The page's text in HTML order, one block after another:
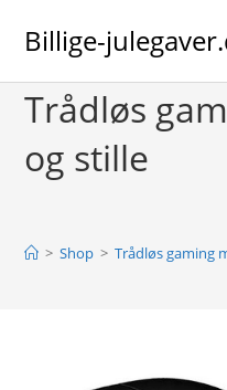
Billige-
Trådløs
og stille
> Shop > Trådløs gaming